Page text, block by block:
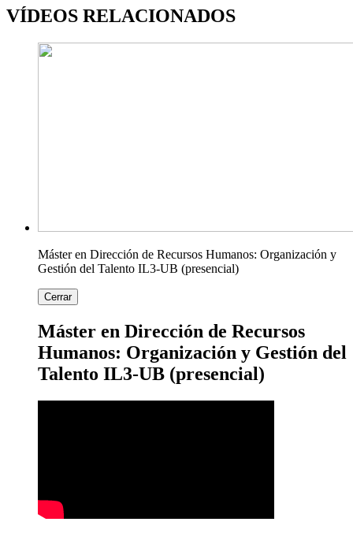
VÍDEOS RELACIONADOS
Máster en Dirección de Recursos Humanos: Organización y
Gestión del Talento IL3-UB (presencial)
Cerrar
Máster en Dirección de Recursos
Humanos: Organización y Gestión del
Talento IL3-UB (presencial)